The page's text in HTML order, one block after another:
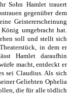
Sohn Hamlet trauert
gegenüber dem
Geistererscheinung
umgebracht hat.
soll und stellt sich
in dem er
Hamlet daraufhin
macht, entdeckt er
sei Claudius. Als sich
Geliebten Ophelia
die für alle tödlich